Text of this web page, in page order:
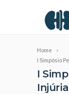
Home
I Simpósio
I